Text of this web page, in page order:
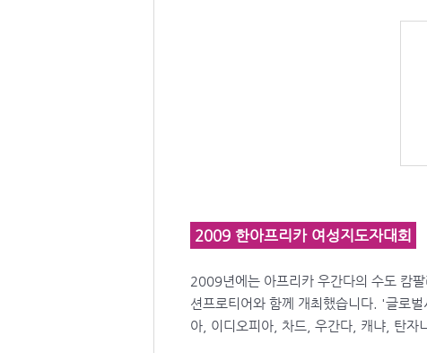
2009 한아프리카 여성지도자대회
2009년에는 아프리카 우간다의 수도 캄
션프로티어와 함께 개최했습니다. '글로
아, 이디오피아, 차드, 우간다, 캐냐, 탄자